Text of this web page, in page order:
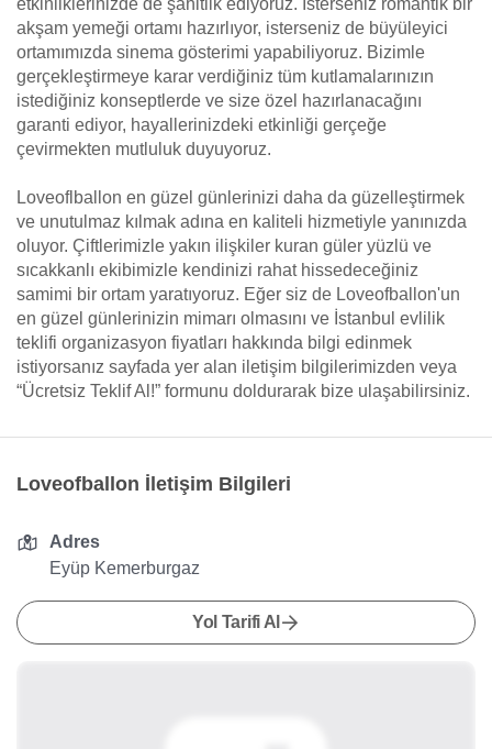
etkinliklerinizde de şahitlik ediyoruz. İsterseniz romantik bir
akşam yemeği ortamı hazırlıyor, isterseniz de büyüleyici
ortamımızda sinema gösterimi yapabiliyoruz. Bizimle
gerçekleştirmeye karar verdiğiniz tüm kutlamalarınızın
istediğiniz konseptlerde ve size özel hazırlanacağını
garanti ediyor, hayallerinizdeki etkinliği gerçeğe
çevirmekten mutluluk duyuyoruz.
Loveoflballon en güzel günlerinizi daha da güzelleştirmek
ve unutulmaz kılmak adına en kaliteli hizmetiyle yanınızda
oluyor. Çiftlerimizle yakın ilişkiler kuran güler yüzlü ve
sıcakkanlı ekibimizle kendinizi rahat hissedeceğiniz
samimi bir ortam yaratıyoruz. Eğer siz de Loveofballon'un
en güzel günlerinizin mimarı olmasını ve İstanbul evlilik
teklifi organizasyon fiyatları hakkında bilgi edinmek
istiyorsanız sayfada yer alan iletişim bilgilerimizden veya
“Ücretsiz Teklif Al!” formunu doldurarak bize ulaşabilirsiniz.
Loveofballon İletişim Bilgileri
Adres
Eyüp Kemerburgaz
Yol Tarifi Al